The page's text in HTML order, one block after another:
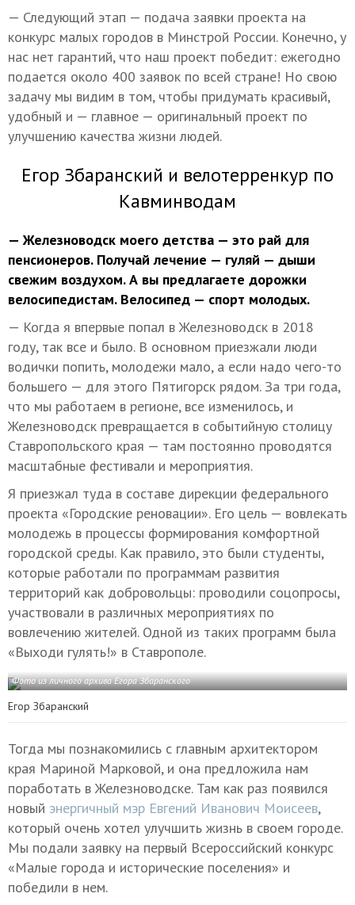
— Следующий этап — подача заявки проекта на
конкурс малых городов в Минстрой России. Конечно, у
нас нет гарантий, что наш проект победит: ежегодно
подается около 400 заявок по всей стране! Но свою
задачу мы видим в том, чтобы придумать красивый,
удобный и — главное — оригинальный проект по
улучшению качества жизни людей.
Егор Збаранский и велотерренкур по
Кавминводам
— Железноводск моего детства — это рай для
пенсионеров. Получай лечение — гуляй — дыши
свежим воздухом. А вы предлагаете дорожки
велосипедистам. Велосипед — спорт молодых.
— Когда я впервые попал в Железноводск в 2018
году, так все и было. В основном приезжали люди
водички попить, молодежи мало, а если надо чего-то
большего — для этого Пятигорск рядом. За три года,
что мы работаем в регионе, все изменилось, и
Железноводск превращается в событийную столицу
Ставропольского края — там постоянно проводятся
масштабные фестивали и мероприятия.
Я приезжал туда в составе дирекции федерального
проекта «Городские реновации». Его цель — вовлекать
молодежь в процессы формирования комфортной
городской среды. Как правило, это были студенты,
которые работали по программам развития
территорий как добровольцы: проводили соцопросы,
участвовали в различных мероприятиях по
вовлечению жителей. Одной из таких программ была
«Выходи гулять!» в Ставрополе.
Фото из личного архива Егора Збаранского
Егор Збаранский
Тогда мы познакомились с главным архитектором
края Мариной Марковой, и она предложила нам
поработать в Железноводске. Там как раз появился
новый энергичный мэр Евгений Иванович Моисеев,
который очень хотел улучшить жизнь в своем городе.
Мы подали заявку на первый Всероссийский конкурс
«Малые города и исторические поселения» и
победили в нем.